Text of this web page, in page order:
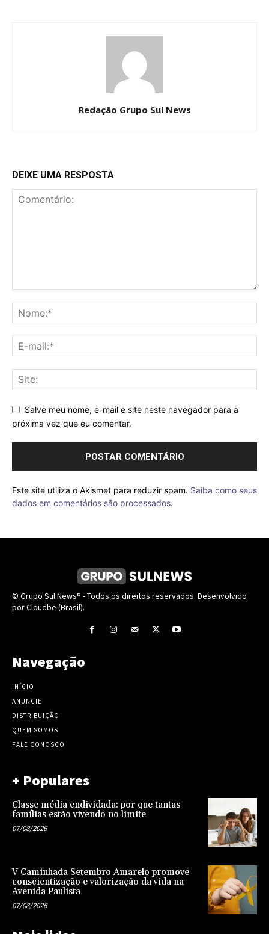
Redação Grupo Sul News
DEIXE UMA RESPOSTA
Salve meu nome, e-mail e site neste navegador para a
próxima vez que eu comentar.
Este site utiliza o Akismet para reduzir spam. Saiba como seus
dados em comentários são processados.
© Grupo Sul News® - Todos os direitos reservados. Desenvolvido
por Cloudbe (Brasil).
Navegação
INÍCIO
ANUNCIE
DISTRIBUIÇÃO
QUEM SOMOS
FALE CONOSCO
+ Populares
Classe média endividada: por que tantas
famílias estão vivendo no limite
07/08/2026
V Caminhada Setembro Amarelo promove
conscientização e valorização da vida na
Avenida Paulista
07/08/2026